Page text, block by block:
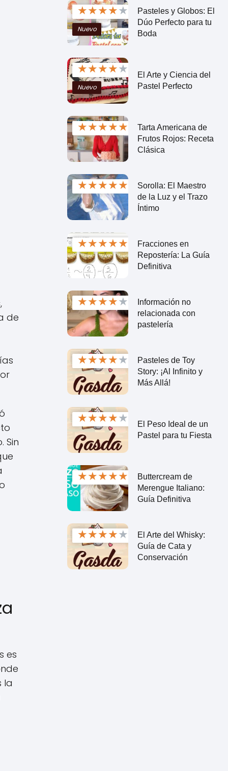
de
Sin
es
la
★★★★★
Nuevo
Pasteles y Globos: El
Dúo Perfecto para tu
Boda
★★★★★
Nuevo
El Arte y Ciencia del
Pastel Perfecto
★★★★★
Tarta Americana de
Frutos Rojos: Receta
Clásica
★★★★★
Sorolla: El Maestro
de la Luz y el Trazo
Íntimo
★★★★★
Fracciones en
Repostería: La Guía
Definitiva
★★★★★
Información no
relacionada con
pastelería
★★★★★
Pasteles de Toy
Story: ¡Al Infinito y
Más Allá!
★★★★★
El Peso Ideal de un
Pastel para tu Fiesta
★★★★★
Buttercream de
Merengue Italiano:
Guía Definitiva
★★★★★
El Arte del Whisky:
Guía de Cata y
Conservación